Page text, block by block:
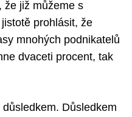
že již můžeme s
prohlásit, že
mnohých podnikatelů
dvaceti procent, tak
Důsledkem